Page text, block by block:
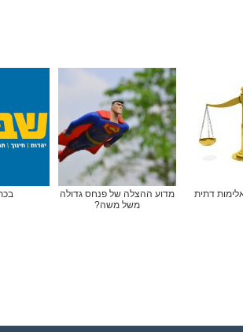
דתית
מדוע ההצלה של פנחס גדולה
משל משה?